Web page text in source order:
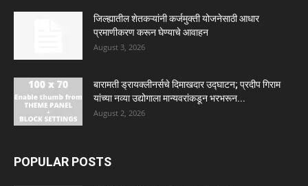
जिल्ह्यातील शेतकऱ्यांनी कर्जमुक्ती योजनेसाठी आधार
प्रमाणीकरण करून घेण्याचे आवाहन
August 3, 2026
बारामती ड्रायक्लीनर्सचे दिमाखदार उद्घाटन; प्रदीप गिराम
यांच्या नव्या उद्योगाला मान्यवरांकडून भरभरून...
August 2, 2026
POPULAR POSTS